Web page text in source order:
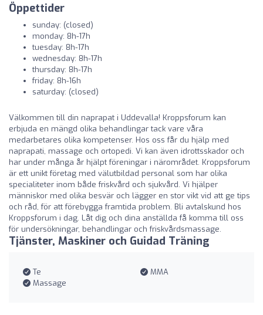
Öppettider
sunday: (closed)
monday: 8h-17h
tuesday: 8h-17h
wednesday: 8h-17h
thursday: 8h-17h
friday: 8h-16h
saturday: (closed)
Välkommen till din naprapat i Uddevalla! Kroppsforum kan
erbjuda en mängd olika behandlingar tack vare våra
medarbetares olika kompetenser. Hos oss får du hjälp med
naprapati, massage och ortopedi. Vi kan även idrottsskador och
har under många år hjälpt föreningar i närområdet. Kroppsforum
är ett unikt företag med välutbildad personal som har olika
specialiteter inom både friskvård och sjukvård. Vi hjälper
människor med olika besvär och lägger en stor vikt vid att ge tips
och råd, för att förebygga framtida problem. Bli avtalskund hos
Kroppsforum i dag. Låt dig och dina anställda få komma till oss
för undersökningar, behandlingar och friskvårdsmassage.
Tjänster, Maskiner och Guidad Träning
Te
MMA
Massage